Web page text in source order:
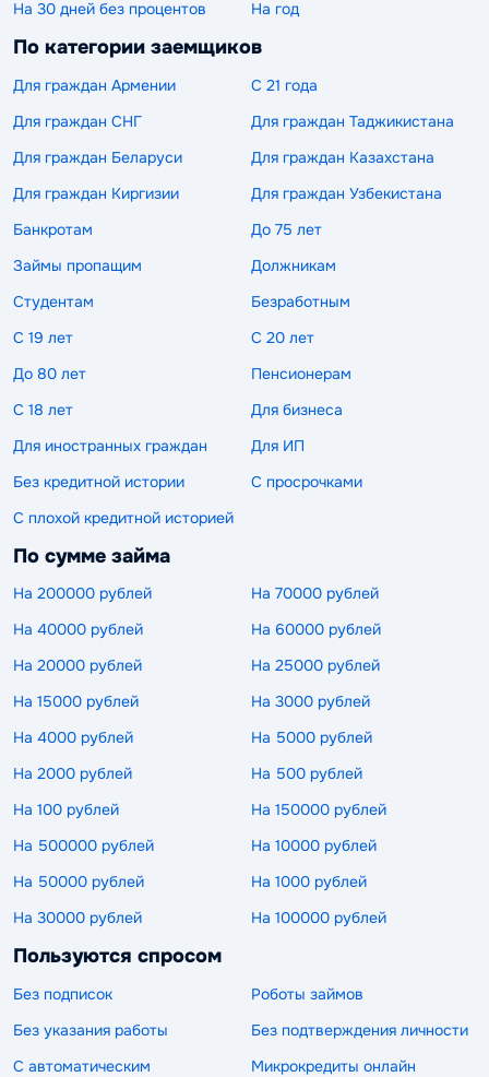
На 30 дней без процентов На год
По категории заемщиков
Для граждан Армении
С 21 года
Для граждан СНГ
Для граждан Таджикистана
Для граждан Беларуси
Для граждан Казахстана
Для граждан Киргизии
Для граждан Узбекистана
Банкротам
До 75 лет
Займы пропащим
Должникам
Студентам
Безработным
С 19 лет
С 20 лет
До 80 лет
Пенсионерам
С 18 лет
Для бизнеса
Для иностранных граждан
Для ИП
Без кредитной истории
С просрочками
С плохой кредитной историей
По сумме займа
На 200000 рублей
На 70000 рублей
На 40000 рублей
На 60000 рублей
На 20000 рублей
На 25000 рублей
На 15000 рублей
На 3000 рублей
На 4000 рублей
На 5000 рублей
На 2000 рублей
На 500 рублей
На 100 рублей
На 150000 рублей
На 500000 рублей
На 10000 рублей
На 50000 рублей
На 1000 рублей
На 30000 рублей
На 100000 рублей
Пользуются спросом
Без подписок
Роботы займов
Без указания работы
Без подтверждения личности
С автоматическим
Микрокредиты онлайн